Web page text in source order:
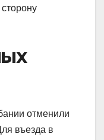
отменили
въезда в